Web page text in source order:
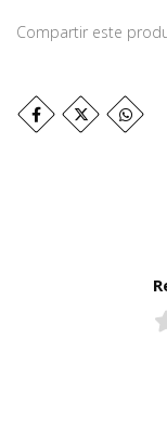
Compartir este